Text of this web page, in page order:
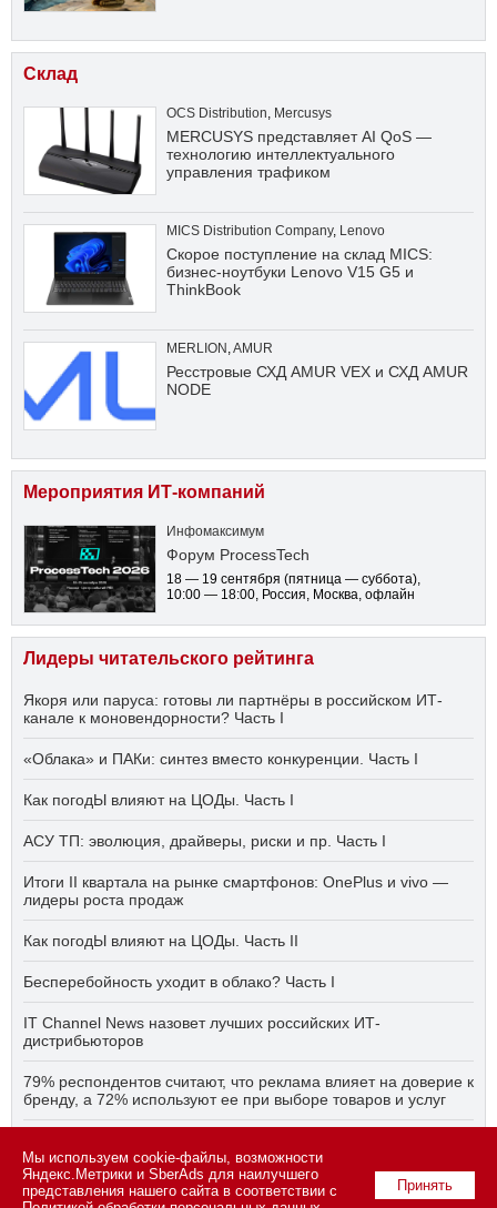
Склад
OCS Distribution, Mercusys
MERCUSYS представляет AI QoS —
технологию интеллектуального
управления трафиком
MICS Distribution Company, Lenovo
Скорое поступление на склад MICS:
бизнес-ноутбуки Lenovo V15 G5 и
ThinkBook
MERLION ,AMUR
Ресстровые СХД AMUR VEX и СХД AMUR
NODE
Мероприятия ИТ-компаний
Инфомаксимум
Форум ProcessTech
18 — 19 сентября (пятница — суббота),
10:00 — 18:00, Россия, Москва, офлайн
Лидеры читательского рейтинга
Якоря или паруса: готовы ли партнёры в российском ИТ-
канале к моновендорности? Часть I
«Облака» и ПАКи: синтез вместо конкуренции. Часть I
Как погодЫ влияют на ЦОДы. Часть I
АСУ ТП: эволюция, драйверы, риски и пр. Часть I
Итоги II квартала на рынке смартфонов: OnePlus и vivo —
лидеры роста продаж
Как погодЫ влияют на ЦОДы. Часть II
Бесперебойность уходит в облако? Часть I
IT Channel News назовет лучших российских ИТ-
дистрибьюторов
79% респондентов считают, что реклама влияет на доверие к
бренду, а 72% используют ее при выборе товаров и услуг
ПО нужно всё сразу? Часть I
Принять
Мы используем cookie-файлы, возможности
Яндекс.Метрики и SberAds для наилучшего
представления нашего сайта в соответствии с